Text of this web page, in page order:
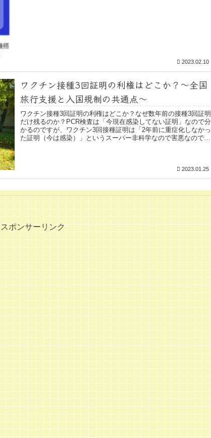
2023.02.10
ワクチン接種3回証明の利権はどこか？～全国
旅行支援と入国規制の共通点～
ワクチン接種3回証明の利権はどこか？なぜ数年前の接種3回証明
だけ残るのか？PCR検査は「今現在感染してない証明」なので分
かるのですが、ワクチン3回接種証明は「2年前に重症化しなかっ
た証明（今は感染）」というスーパー非科学なので害悪なので
2023.01.25
スポンサーリンク